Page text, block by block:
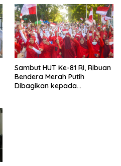
Sambut HUT Ke-81 RI, Ribuan
Bendera Merah Putih
Dibagikan kepada